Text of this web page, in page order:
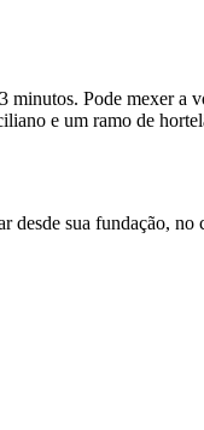
minutos. Pode mexer a
e um ramo de
sua fundação, no